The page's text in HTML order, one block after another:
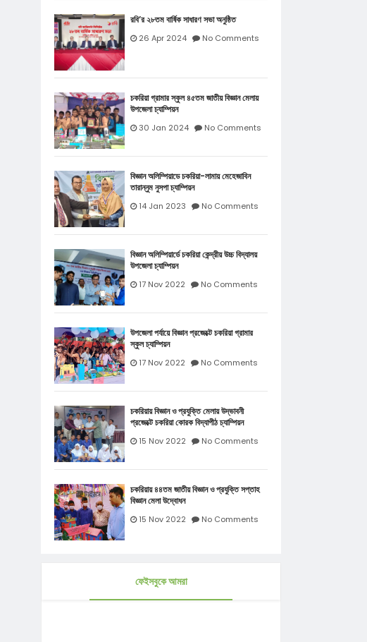
রবি’র ২৮তম বার্ষিক সাধারণ সভা অনুষ্ঠিত
26 Apr 2024 No Comments
চকরিয়া গ্রামার স্কুল ৪৫তম জাতীয় বিজ্ঞান মেলায়
উপজেলা চ্যাম্পিয়ন
30 Jan 2024 No Comments
বিজ্ঞান অলিম্পিয়াডে চকরিয়া-লামায় মেহেজাবিন
তারান্নুম নুসপা চ্যাম্পিয়ন
14 Jan 2023 No Comments
বিজ্ঞান অলিম্পিয়ার্ডে চকরিয়া কেন্দ্রীয় উচ্চ বিদ্যালয়
উপজেলা চ্যাম্পিয়ন
17 Nov 2022 No Comments
উপজেলা পর্যায়ে বিজ্ঞান প্রজেক্টে চকরিয়া গ্রামার
স্কুল চ্যাম্পিয়ন
17 Nov 2022 No Comments
চকরিয়ায় বিজ্ঞান ও প্রযুক্তি মেলায় উদ্ভাবনী
প্রজেক্টে চকরিয়া কোরক বিদ্যাপীঠ চ্যাম্পিয়ন
15 Nov 2022 No Comments
চকরিয়ায় ৪৪তম জাতীয় বিজ্ঞান ও প্রযুক্তি সপ্তাহ
বিজ্ঞান মেলা উদ্বোধন
15 Nov 2022 No Comments
ফেইসবুকে আমরা